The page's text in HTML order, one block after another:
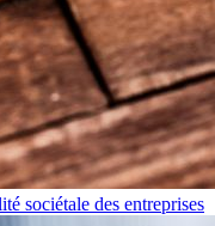
sociétale des entreprises